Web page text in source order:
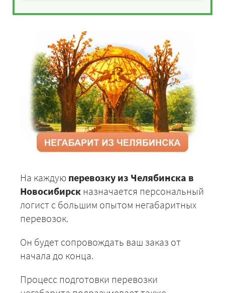
На каждую перевозку из Челябинска в
Новосибирск назначается персональный
логист с большим опытом негабаритных
перевозок.
Он будет сопровождать ваш заказ от
начала до конца.
Процесс подготовки перевозки